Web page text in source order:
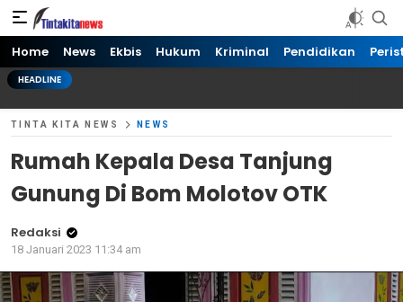
Tinta kita News
Informasi Terkini
Home News Ekbis Hukum Kriminal Pendidikan
HEADLINE
TINTA KITA NEWS NEWS
Rumah Kepala Desa Tanjung
Gunung Di Bom Molotov OTK
Redaksi
18 Januari 2023 11:34 am